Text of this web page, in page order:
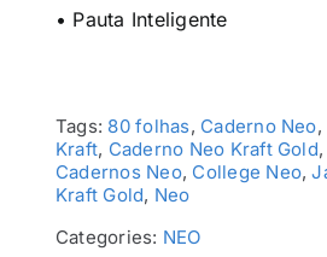
• Pauta Inteligente
Tags: 80 folhas, Caderno Neo,
Kraft, Caderno Neo Kraft Gold,
Cadernos Neo, College Neo,
Kraft Gold, Neo
Categories: NEO